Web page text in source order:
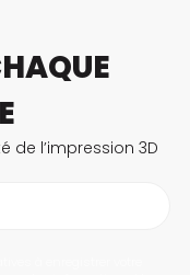
de l’impression 3D